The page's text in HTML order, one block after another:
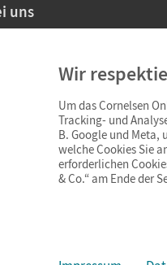
uns
für Lehrkräfte
mit SSL-Verschlüsselung
von 4 Wochen
Retourenabwicklung
Wir
Um das Cornelsen
Tracking- und
B. Google und Meta,
welche Cookies Sie
erforderlichen
& Co.“ am Ende der